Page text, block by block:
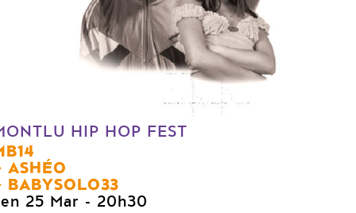
HIP HOP FEST
ASHÉO
BABYSOLO33
25 Mar - 20h30